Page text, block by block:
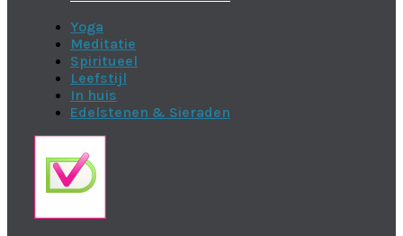
Yoga
Meditatie
Spiritueel
Leefstijl
In huis
Edelstenen & Sieraden